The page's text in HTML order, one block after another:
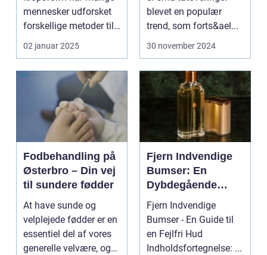
mennesker udforsket
forskellige metoder til
at red...
02 januar 2025
blevet en populær
trend, som forts&ael...
30 november 2024
Fodbehandling på
Østerbro – Din vej
til sundere fødder
At have sunde og
velplejede fødder er en
essentiel del af vores
generelle velvære, og
Fjern Indvendige
Bumser: En
Dybdegående
Oversigt til
Skønheds- og
Kosmetikforbruger
e
Fjern Indvendige
Bumser - En Guide til
en Fejlfri Hud
Indholdsfortegnelse: ...